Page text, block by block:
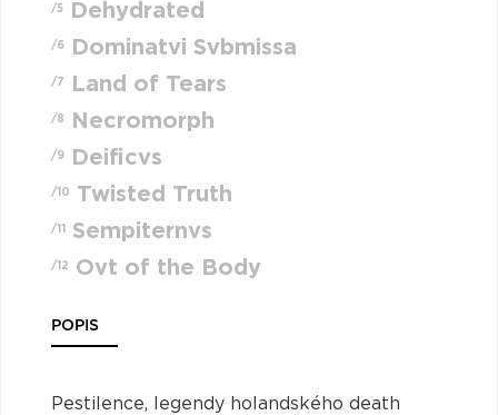
/5 Dehydrated
/6 Dominatvi Svbmissa
/7 Land of Tears
/8 Necromorph
/9 Deificvs
/10 Twisted Truth
/11 Sempiternvs
/12 Ovt of the Body
POPIS
Pestilence, legendy holandského death